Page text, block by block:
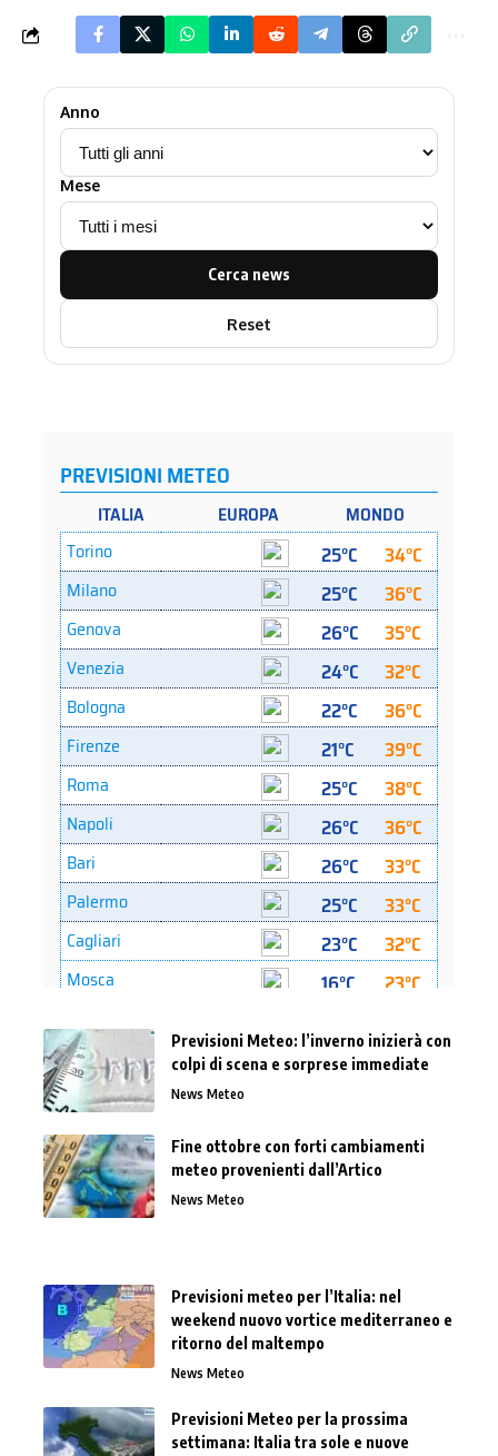
Anno
Mese
Cerca news
Reset
Previsioni Meteo: l’inverno inizierà con
colpi di scena e sorprese immediate
News Meteo
Fine ottobre con forti cambiamenti
meteo provenienti dall’Artico
News Meteo
Previsioni meteo per l’Italia: nel
weekend nuovo vortice mediterraneo e
ritorno del maltempo
News Meteo
Previsioni Meteo per la prossima
settimana: Italia tra sole e nuove